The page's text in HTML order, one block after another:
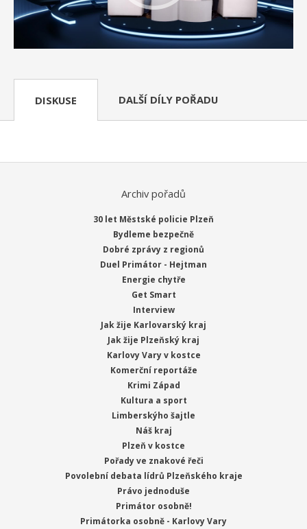
DISKUSE DALŠÍ DÍLY POŘADU
Archiv pořadů
30 let Městské policie Plzeň
Bydleme bezpečně
Dobré zprávy z regionů
Duel Primátor - Hejtman
Energie chytře
Get Smart
Interview
Jak žije Karlovarský kraj
Jak žije Plzeňský kraj
Karlovy Vary v kostce
Komerční reportáže
Krimi Západ
Kultura a sport
Limberskýho šajtle
Náš kraj
Plzeň v kostce
Pořady ve znakové řeči
Povolební debata lídrů Plzeňského kraje
Právo jednoduše
Primátor osobně!
Primátorka osobně - Karlovy Vary